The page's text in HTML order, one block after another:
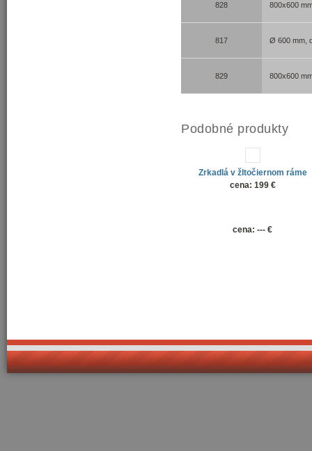
828 800x600
817 Ø 600 mm,
829 800x600
Podobné produkty
Zrkadlá v žltočiernom ráme
cena: 199 €
cena: --- €